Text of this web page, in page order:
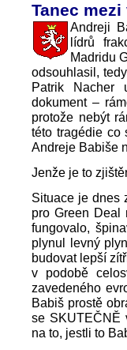
Tanec
Andreji
lídrů
Madridu
odsouhlasil,
Patrik Nacher
dokument –
protože nebýt
této tragédie co
Andreje Babiše
Jenže je to
Situace je dnes
pro Green Deal
fungovalo,
plynul levný
budovat lepší
v podobě
zavedeného
Babiš prostě
se SKUTEČNĚ
na to, jestli to